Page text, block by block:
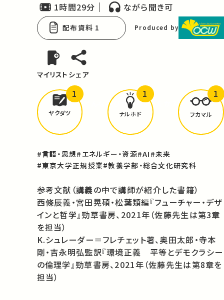
1時間29分 ながら聞き可
配布資料 1 Produced by
マイリスト シェア
どんな学びがありましたか？
ヤクダツ
1
ナルホド
1
フカマル
1
#言語・思想#エネルギー・資源#AI #未来
#東京大学正規授業#教養学部・総合文化研究科
参考文献（講義の中で講師が紹介した書籍）
西條辰義・宮田晃碩・松葉類編『フューチャー・デザ
インと哲学』勁草書房、2021年（佐藤先生は第3章
を担当）
K.シュレーダー＝フレチェット著、奥田太郎・寺本
剛・吉永明弘監訳『環境正義 平等とデモクラシー
の倫理学』勁草書房、2021年（佐藤先生は第8章を
担当）